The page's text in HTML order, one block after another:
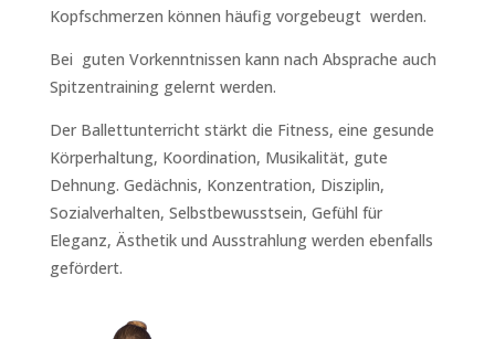
Kopfschmerzen können häufig vorgebeugt werden.
Bei guten Vorkenntnissen kann nach Absprache auch
Spitzentraining gelernt werden.
Der Ballettunterricht stärkt die Fitness, eine gesunde
Körperhaltung, Koordination, Musikalität, gute
Dehnung. Gedächnis, Konzentration, Disziplin,
Sozialverhalten, Selbstbewusstsein, Gefühl für
Eleganz, Ästhetik und Ausstrahlung werden ebenfalls
gefördert.